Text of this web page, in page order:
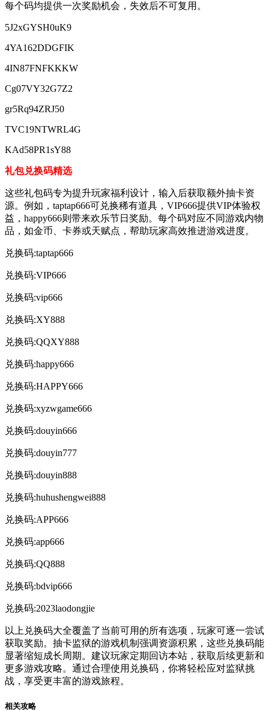
每个码均提供一次奖励机会，失效后不可复用。
5J2xGYSH0uK9
4YA162DDGFIK
4IN87FNFKKKW
Cg07VY32G7Z2
gr5Rq94ZRJ50
TVC19NTWRL4G
KAd58PR1sY88
礼包兑换码精选
这些礼包码专为提升玩家福利设计，输入后获取额外抽卡资
源。例如，taptap666可兑换稀有道具，VIP666提供VIP体验权
益，happy666则带来欢乐节日奖励。每个码对应不同游戏内物
品，如金币、卡券或天赋点，帮助玩家高效推进游戏进度。
兑换码:taptap666
兑换码:VIP666
兑换码:vip666
兑换码:XY888
兑换码:QQXY888
兑换码:happy666
兑换码:HAPPY666
兑换码:xyzwgame666
兑换码:douyin666
兑换码:douyin777
兑换码:douyin888
兑换码:huhushengwei888
兑换码:APP666
兑换码:app666
兑换码:QQ888
兑换码:bdvip666
兑换码:2023laodongjie
以上兑换码大全覆盖了当前可用的所有选项，玩家可逐一尝试
获取奖励。抽卡监狱的游戏机制强调资源积累，这些兑换码能
显著缩短成长周期。建议玩家定期回访本站，获取后续更新和
更多游戏攻略。通过合理使用兑换码，你将轻松应对监狱挑
战，享受更丰富的游戏旅程。
相关攻略